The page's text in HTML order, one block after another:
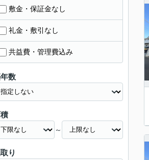
敷金・保証金なし
礼金・敷引なし
共益費・管理費込み
数
～
り